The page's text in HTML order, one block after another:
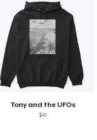
Tony and the UFOs
$41